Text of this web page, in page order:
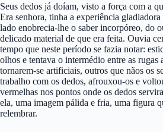
Seus dedos já doíam, visto a força com a
Era senhora, tinha a experiência
lado enobrecia-lhe o saber incorpóreo, do
delicado material de que era feita. Ouvia
tempo que neste período se fazia notar:
olhos e tentava o intermédio entre as rugas
tornarem-se artificiais, outros que nãos os
trabalho com os dedos, afrouxou-os e
vermelhas nos pontos onde os dedos
ela, uma imagem pálida e fria, uma figura
relembrar.